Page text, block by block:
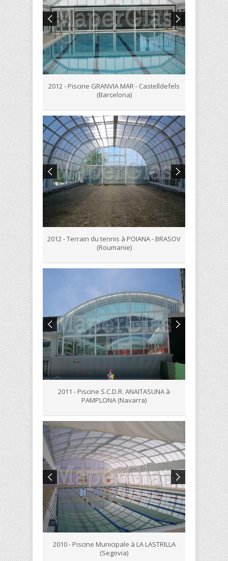
2012 - Piscine GRANVIA MAR - Castelldefels
(Barcelona)
2012 - Terrain du tennis à POIANA - BRASOV
(Roumanie)
2011 - Piscine S.C.D.R. ANAITASUNA à
PAMPLONA (Navarra)
2010 - Piscine Municipale à LA LASTRILLA
(Segovia)